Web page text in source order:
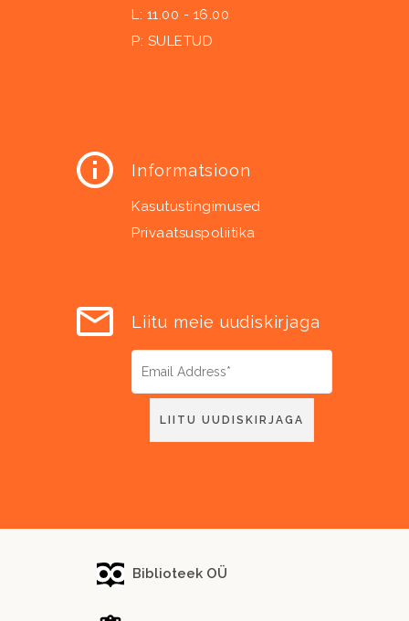
L: 11.00 - 16.00
P: SULETUD
Informatsioon
Kasutustingimused
Privaatsuspoliitika
Liitu meie uudiskirjaga
Biblioteek OÜ